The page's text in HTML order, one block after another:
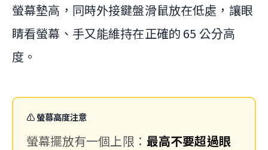
螢幕墊高，同時外接鍵盤滑鼠放在低處，讓眼
睛看螢幕、手又能維持在正確的 65 公分高
度。
⚠️ 螢幕高度注意
螢幕擺放有一個上限： 最高不要超過眼